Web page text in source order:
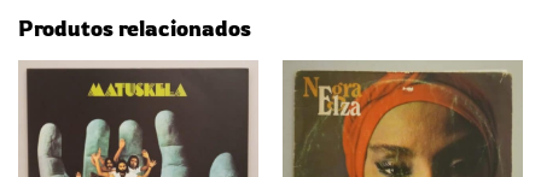
Produtos relacionados